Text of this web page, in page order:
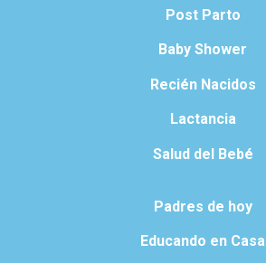
Post Parto
Baby Shower
Recién Nacidos
Lactancia
Salud del Bebé
Padres de hoy
Educando en Casa